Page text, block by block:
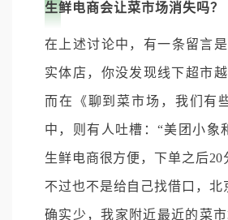
生鲜电商会让菜市场消失吗？
在上述讨论中，有一条留言
实体店，你没发现线下超市
而在《聊到菜市场，我们有
中，则有人吐槽：“美团小象
生鲜电商很方便，下单之后20
不过也不是给自己找借口，北
确实少，我家附近最近的菜